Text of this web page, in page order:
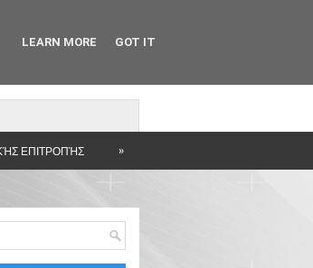
ΕΠΙΤΡΟΠΉΣ »
LEARN MORE GOT IT